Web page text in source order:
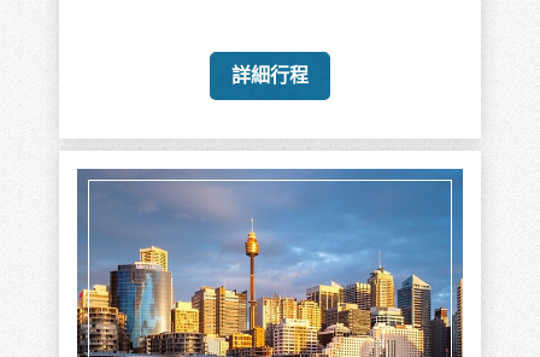
詳細行程